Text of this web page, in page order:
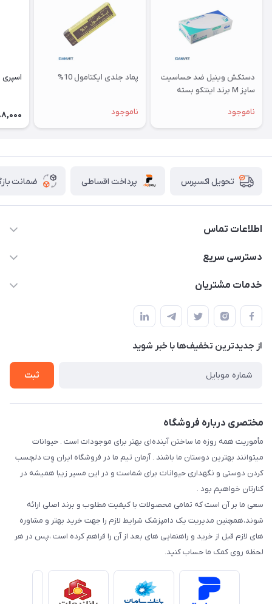
دستکش وینیل ضد حساسیت
سایز M برند اینتکو بسته
ناموجود
پماد جلدی ایکتامول 10%
ناموجود
تحویل اکسپرس پرداخت اقساطی ضمانت
اطلاعات تماس
07154503736-09120986090
دسترسی سریع
حساب کاربری
درباره ما
تماس با ما
خدمات مشتریان
قوانین و مقررات
حفظ حریم شخصی
سوالات متداول
شرایط ارسال رایگان
از جدید‌ترین تخفیف‌ها با‌ خبر شوید
ثبت
مختصری درباره فروشگاه
مأموریت همه روزه ما ساختن آینده‌ای بهتر برای موجودات است . حیوانات
میتوانند بهترین دوستان ما باشند . آرمان تیم ما در فروشگاه ایران وِت دلچسب
کردن دوستی و نگهداری حیوانات برای شماست و در این مسیر زیبا همیشه در
کنارتان خواهیم بود .
سعی ما بر آن است که تمامی محصولات با کیفیت مطلوب و برند اصلی ارائه
شوند،همچنین مدیریت یک دامپزشک شرایط لازم را جهت خرید بهتر و مشاوره
های لازم قبل از خرید و راهنمایی های بعد از آن را فراهم کرده است ،پس در هر
لحظه روی کمک ما حساب کنید.